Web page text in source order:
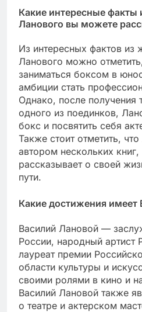
Какие интересные факты
Ланового вы можете
Из интересных фактов из
Ланового можно
заниматься боксом в
амбиции стать
Однако, после получения
одного из поединков,
бокс и посвятить себя
Также стоит отметить,
автором нескольких
рассказывает о своей
пути.
Какие достижения имеет
Василий Лановой —
России, народный артист
лауреат премии
области культуры и
своими ролями в кино и
Василий Лановой также
о театре и актерском